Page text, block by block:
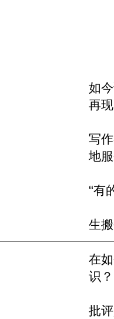
如
再
写
地
“有
生
在
识？
批